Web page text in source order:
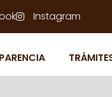
Instagram